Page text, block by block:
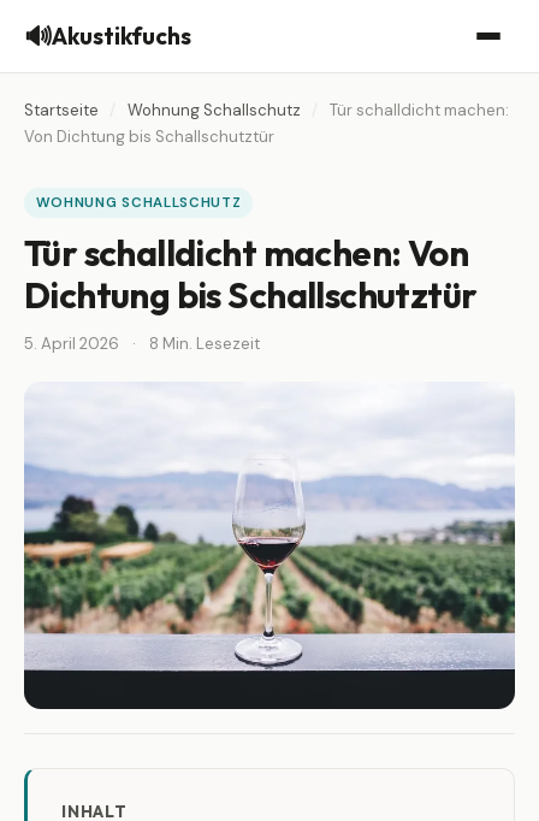
🔊Akustikfuchs
Startseite Wohnung Schallschutz
Tür schalldicht machen:
Von Dichtung bis Schallschutztür
WOHNUNG SCHALLSCHUTZ
Tür schalldicht machen: Von
Dichtung bis Schallschutztür
5. April 2026 · 8 Min. Lesezeit
INHALT